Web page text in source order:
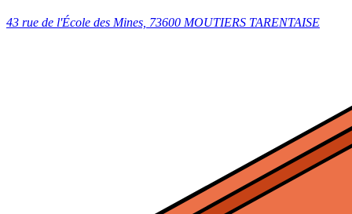
43 rue de l'École des Mines, 73600 MOUTIERS TARENTAISE